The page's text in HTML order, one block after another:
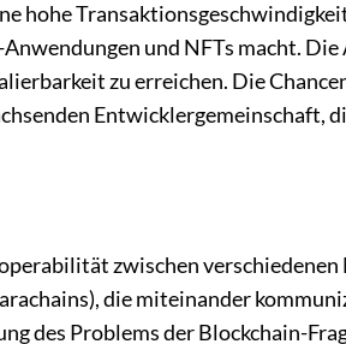
hohe
und NFTs macht.
zu erreichen. Die
Entwicklergemeinschaft,
zwischen verschiedenen
die miteinander
des Problems der Blockchain-